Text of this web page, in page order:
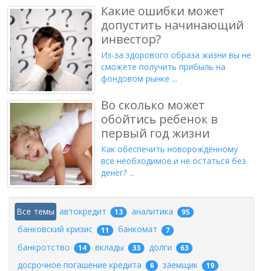
Какие ошибки может
допустить начинающий
инвестор?
Из-за здорового образа жизни вы не
сможете получить прибыль на
фондовом рынке ...
Во сколько может
обойтись ребенок в
первый год жизни
Как обеспечить новорожденному
все необходимое и не остаться без
денег? ...
Все темы автокредит 13 аналитика 95
банковский кризис 11 банкомат 7
банкротство 14 вклады 33 долги 63
досрочное погашение кредита 6 заемщик 19